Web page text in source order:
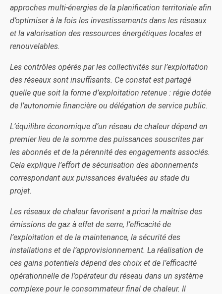
approches multi-énergies de la planification territoriale afin
d’optimiser à la fois les investissements dans les réseaux
et la valorisation des ressources énergétiques locales et
renouvelables.
Les contrôles opérés par les collectivités sur l’exploitation
des réseaux sont insuffisants. Ce constat est partagé
quelle que soit la forme d’exploitation retenue : régie dotée
de l’autonomie financière ou délégation de service public.
L’équilibre économique d’un réseau de chaleur dépend en
premier lieu de la somme des puissances souscrites par
les abonnés et de la pérennité des engagements associés.
Cela explique l’effort de sécurisation des abonnements
correspondant aux puissances évaluées au stade du
projet.
Les réseaux de chaleur favorisent a priori la maîtrise des
émissions de gaz à effet de serre, l’efficacité de
l’exploitation et de la maintenance, la sécurité des
installations et de l’approvisionnement. La réalisation de
ces gains potentiels dépend des choix et de l’efficacité
opérationnelle de l’opérateur du réseau dans un système
complexe pour le consommateur final de chaleur. Il